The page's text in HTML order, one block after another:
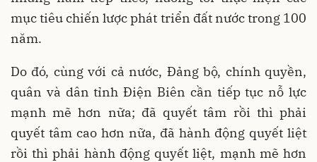
mục tiêu chiến lược phát triển đất nước trong 100
năm.
Do đó, cùng với cả nước, Đảng bộ, chính quyền,
quân và dân tỉnh Điện Biên cần tiếp tục nỗ lực
mạnh mẽ hơn nữa; đã quyết tâm rồi thì phải
quyết tâm cao hơn nữa, đã hành động quyết liệt
rồi thì phải hành động quyết liệt, mạnh mẽ hơn